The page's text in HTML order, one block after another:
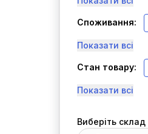
Споживання:
Показати всі
Стан товару:
Показати всі
Виберіть склад